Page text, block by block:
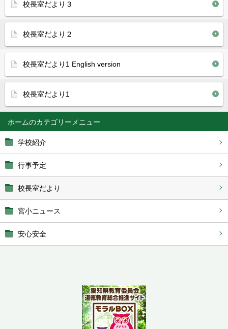
ホーム
学校紹介
行事予定
校長室だより
宮小ニュース
安心安全
校長室だより３
校長室だより２
校長室だより1 English version
校長室だより1